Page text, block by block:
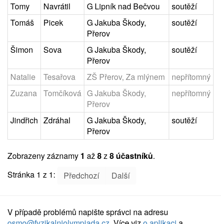
Tomy
Navrátil G Lipník nad Bečvou
soutěží
Tomáš
Picek
G Jakuba Škody,
Přerov
soutěží
Šimon Sova
G Jakuba Škody,
Přerov
soutěží
Natalie Tesařova ZŠ Přerov, Za mlýnem
nepřítomný
Zuzana Tomčíková G Jakuba Škody,
Přerov
nepřítomný
Jindřich Zdráhal
G Jakuba Škody,
Přerov
soutěží
Zobrazeny záznamy 1 až8z8 účastníků.
Stránka 1 z 1:
Předchozí Další
V případě problémů napište správci na adresu